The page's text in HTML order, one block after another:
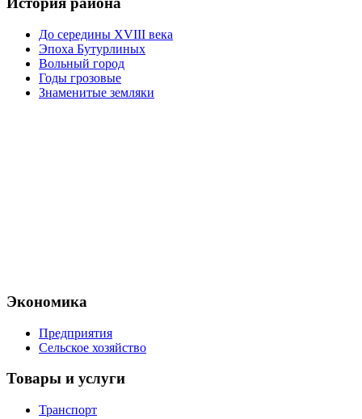
До середины XVIII века
Эпоха Бутурлиных
Вольный город
Годы грозовые
Знаменитые земляки
Экономика
Предприятия
Сельское хозяйство
Товары и услуги
Транспорт